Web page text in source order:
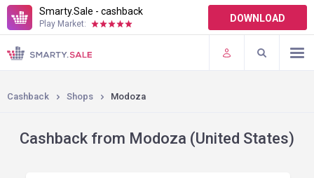
Smarty.Sale - cashback
Play Market: DOWNLOAD
TERMS OF USE
PLUGINS
Cashback Shops Modoza
Cashback from Modoza (United States)